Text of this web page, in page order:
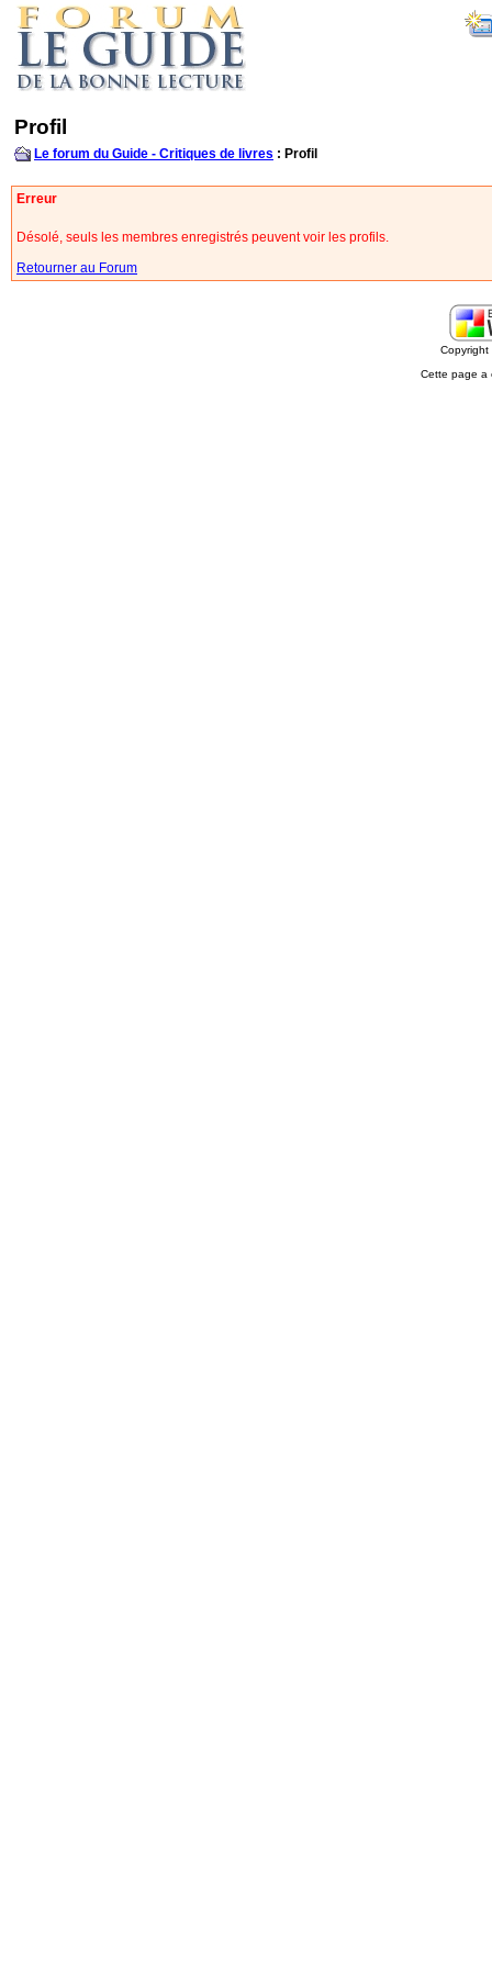
Profil
Le forum du Guide - Critiques de livres : Profil
Erreur
Désolé, seuls les membres enregistrés peuvent voir les profils.
Retourner au Forum
Cette page a